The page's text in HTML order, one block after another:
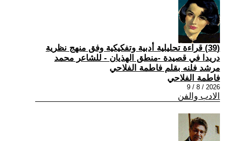
(39) قراءة تحليلية أدبية وتفكيكية وفق منهج نظرية
دريدا في قصيدة -منطق الهذيان - للشاعر محمد
مرشد فلنه بقلم فاطمة الفلاحي
فاطمة الفلاحي
2026 / 8 / 9
الادب والفن